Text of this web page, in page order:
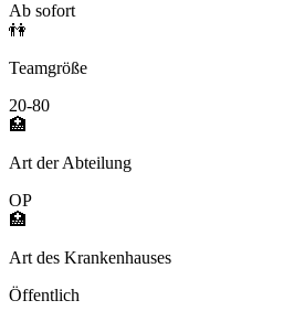
Ab sofort
👫
Teamgröße
20-80
🏥
Art der Abteilung
OP
🏥
Art des Krankenhauses
Öffentlich